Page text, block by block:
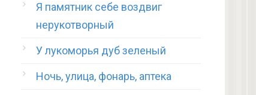
Я памятник себе воздвиг
нерукотворный
У лукоморья дуб зеленый
Ночь, улица, фонарь, аптека